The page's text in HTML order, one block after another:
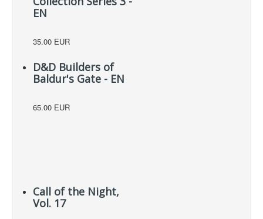
EN
35.00 EUR
D&D Builders of
Baldur's Gate - EN
65.00 EUR
Call of the Night,
Vol. 17